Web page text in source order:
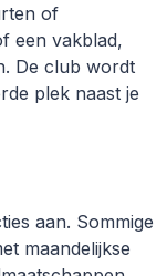
of
een vakblad,
De club wordt
plek naast je
aan. Sommige
maandelijkse